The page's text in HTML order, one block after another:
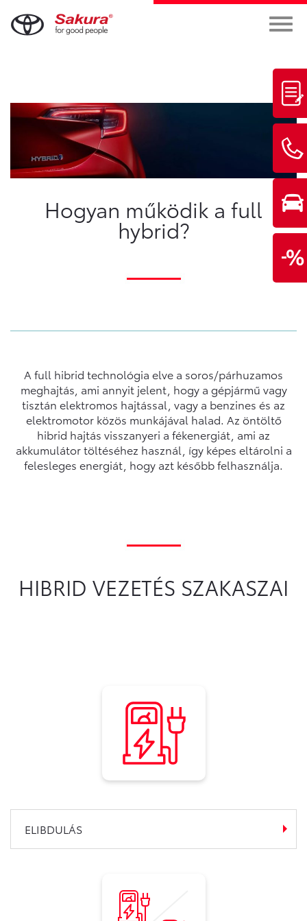
Hogyan működik a full
hybrid?
A full hibrid technológia elve a soros/párhuzamos
meghajtás, ami annyit jelent, hogy a gépjármű vagy
tisztán elektromos hajtással, vagy a benzines és az
elektromotor közös munkájával halad. Az öntöltő
hibrid hajtás visszanyeri a fékenergiát, ami az
akkumulátor töltéséhez használ, így képes eltárolni a
felesleges energiát, hogy azt később felhasználja.
HIBRID VEZETÉS SZAKASZAI
ELIBDULÁS